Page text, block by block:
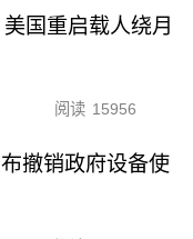
国重启载人绕月
阅读 15956
撤销政府设备使